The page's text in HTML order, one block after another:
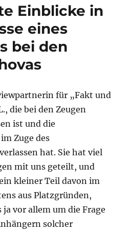
Einblicke in
eines
bei den
für „Fakt und
die bei den Zeugen
ist und die
Zuge des
hat. Sie hat viel
mit uns geteilt, und
kleiner Teil davon im
aus Platzgründen,
ja vor allem um die Frage
solcher